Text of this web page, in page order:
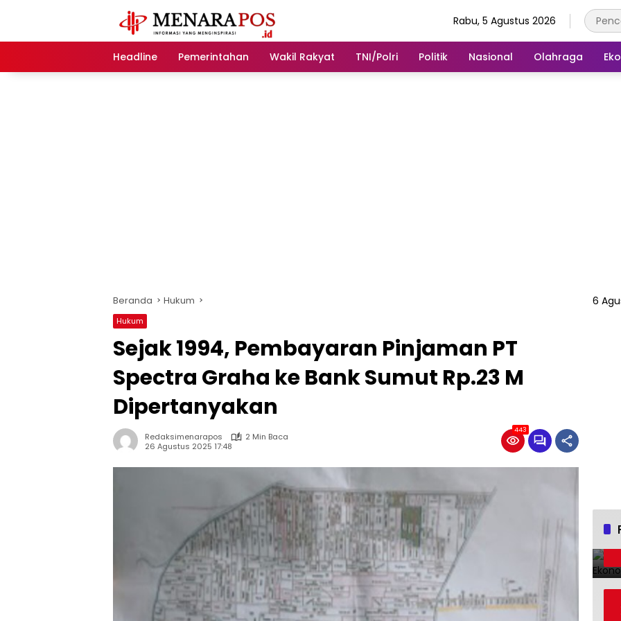
Rabu, 5 Agustus 2026
Headline Pemerintahan Wakil Rakyat TNI/Polri Politik Nasional Olahraga
Beranda Hukum
Hukum
Sejak 1994, Pembayaran Pinjaman PT
Spectra Graha ke Bank Sumut Rp.23 M
Dipertanyakan
Redaksimenarapos
2 Min Baca
26 Agustus 2025 17:48
443
6